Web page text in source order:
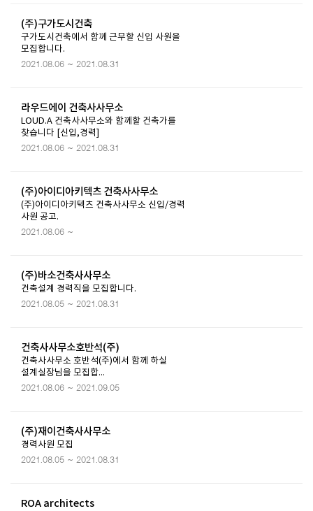
(주)구가도시건축
구가도시건축에서 함께 근무할 신입 사원을
모집합니다.
2021.08.06 ~ 2021.08.31
라우드에이 건축사사무소
LOUD.A 건축사사무소와 함께할 건축가를
찾습니다 [신입,경력]
2021.08.06 ~ 2021.08.31
(주)아이디아키텍츠 건축사사무소
(주)아이디아키텍츠 건축사사무소 신입/경력
사원 공고.
2021.08.06 ~
(주)바소건축사사무소
건축설계 경력직을 모집합니다.
2021.08.05 ~ 2021.08.31
건축사사무소호반석(주)
건축사사무소 호반석(주)에서 함께 하실
설계실장님을 모집합...
2021.08.06 ~ 2021.09.05
(주)재이건축사사무소
경력사원 모집
2021.08.05 ~ 2021.08.31
ROA architects